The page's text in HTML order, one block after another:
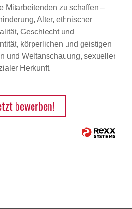
Mitarbeitenden zu schaffen –
Alter, ethnischer
Geschlecht und
körperlichen und geistigen
und Weltanschauung, sexueller
Herkunft.
bewerben!